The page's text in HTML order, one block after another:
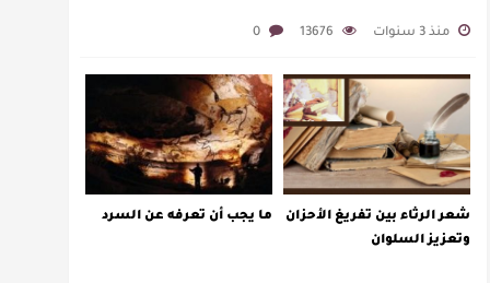
منذ 3 سنوات 13676
0
شعر الرثاء بين تفريغ الأحزان
وتعزيز السلوان
ما يجب أن تعرفه عن السرد